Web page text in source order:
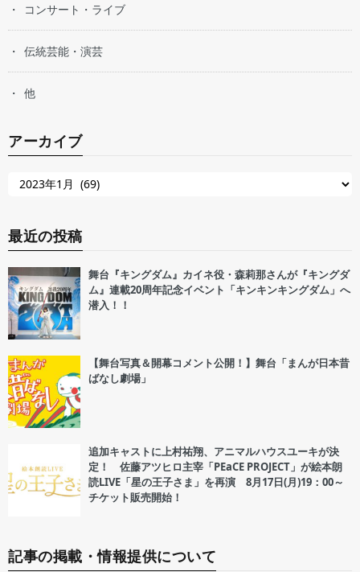
コンサート・ライブ
伝統芸能・演芸
他
アーカイブ
最近の投稿
舞台『キングダム』カイネ役・森莉那さんが『キングダ
ム』連載20周年記念イベント「キンキンキングダム」へ
潜入！！
【舞台写真＆開幕コメント公開！】舞台「まんが日本昔
ばなし劇場」
追加キャストに上村祐翔、アニマルハウスユーキが決
定！ 佐藤アツヒロ主宰「PEaCE PROJECT」が絵本朗
読LIVE「星の王子さま」を再演 8月17日(月)19：00～
チケット販売開始！
記事の掲載・情報提供について